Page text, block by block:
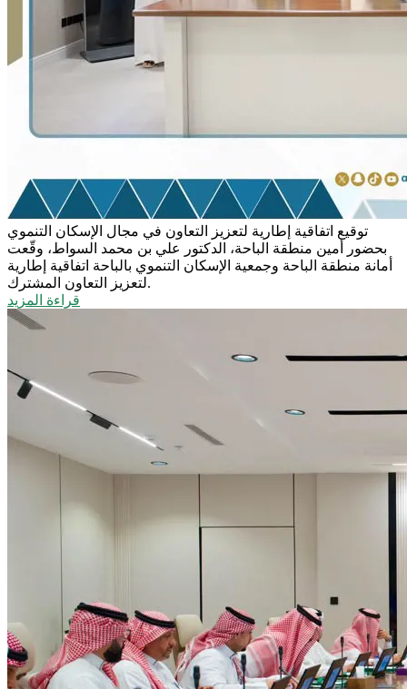
توقيع اتفاقية إطارية لتعزيز التعاون في مجال الإسكان التنموي
بحضور أمين منطقة الباحة، الدكتور علي بن محمد السواط، وقّعت
أمانة منطقة الباحة وجمعية الإسكان التنموي بالباحة اتفاقية إطارية
لتعزيز التعاون المشترك.
قراءة المزيد